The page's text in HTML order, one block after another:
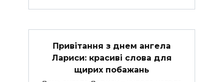
Привітання з днем ангела
Лариси: красиві слова для
щирих побажань